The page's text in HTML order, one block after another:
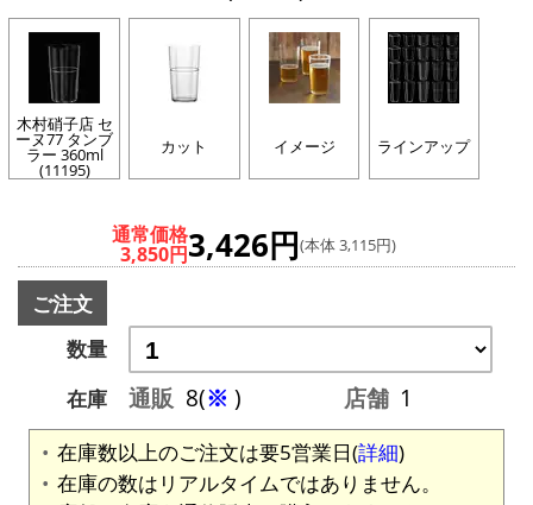
木村硝子店 セ
ーヌ77 タンブ
ラー 360ml
(11195)
カット イメージ ラインアップ
通常価格
3,850円3,426円(本体 3,115円)
ご注文
数量
在庫
通販 8(※ ) 店舗 1
在庫数以上のご注文は要5営業日(詳細)
在庫の数はリアルタイムではありません。